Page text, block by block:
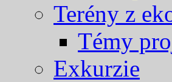
Terény z
Témy
Exkurzie